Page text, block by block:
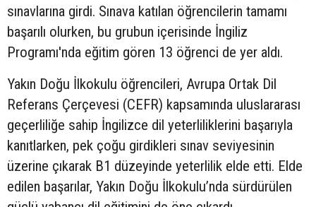
sınavlarına girdi. Sınava katılan öğrencilerin tamamı
başarılı olurken, bu grubun içerisinde İngiliz
Programı'nda eğitim gören 13 öğrenci de yer aldı.
Yakın Doğu İlkokulu öğrencileri, Avrupa Ortak Dil
Referans Çerçevesi (CEFR) kapsamında uluslararası
geçerliliğe sahip İngilizce dil yeterliliklerini başarıyla
kanıtlarken, pek çoğu girdikleri sınav seviyesinin
üzerine çıkarak B1 düzeyinde yeterlilik elde etti. Elde
edilen başarılar, Yakın Doğu İlkokulu’nda sürdürülen